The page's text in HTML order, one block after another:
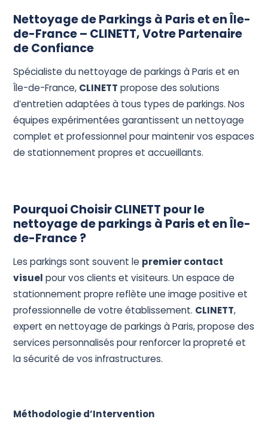
Devis Gratuit
Nettoyage de Parkings à Paris et en Île-
de-France – CLINETT, Votre Partenaire
de Confiance
Spécialiste du nettoyage de parkings à Paris et en
Île-de-France, CLINETT propose des solutions
d’entretien adaptées à tous types de parkings. Nos
équipes expérimentées garantissent un nettoyage
complet et professionnel pour maintenir vos espaces
de stationnement propres et accueillants.
Pourquoi Choisir CLINETT pour le
nettoyage de parkings à Paris et en Île-
de-France ?
Les parkings sont souvent le premier contact
visuel pour vos clients et visiteurs. Un espace de
stationnement propre reflète une image positive et
professionnelle de votre établissement. CLINETT,
expert en nettoyage de parkings à Paris, propose des
services personnalisés pour renforcer la propreté et
la sécurité de vos infrastructures.
Méthodologie d’Intervention